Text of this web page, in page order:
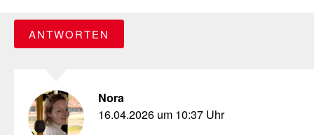
ANTWORTEN
Nora
16.04.2026 um 10:37 Uhr